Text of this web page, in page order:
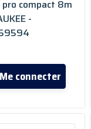
compact 8m
-
Me connecter